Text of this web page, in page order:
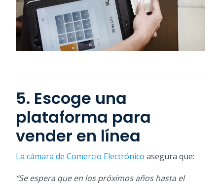
5. Escoge una
plataforma para
vender en línea
La cámara de Comercio Electrónico asegura que:
“Se espera que en los próximos años hasta el